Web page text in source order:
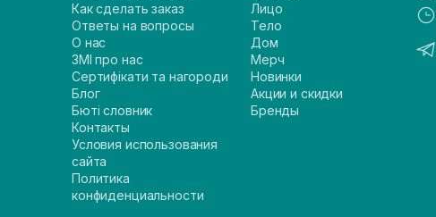
Как сделать заказ
Ответы на вопросы
О нас
ЗМІ про нас
Сертифікати та нагороди
Блог
Бюті словник
Контакты
Условия использования
сайта
Политика
конфиденциальности
Лицо
Тело
Дом
Мерч
Новинки
Акции и скидки
Бренды